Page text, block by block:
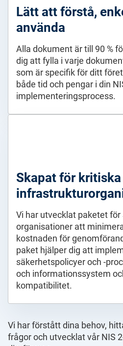
Lätt att förstå,
använda
Alla dokument är till 90 %
dig att fylla i varje
som är specifik för ditt
både tid och pengar i din
implementeringsprocess.
Skapat för kritiska
Vi har utvecklat paketet
organisationer att
kostnaden för
paket hjälper dig att
säkerhetspolicyer och -
och informationssystem
kompatibilitet.
Vi har förstått dina behov,
frågor och utvecklat vår NIS